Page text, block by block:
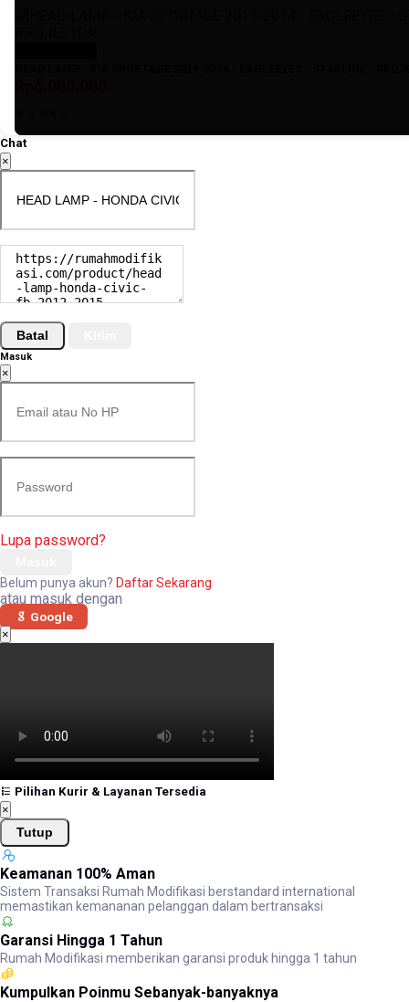
Chat
×
Batal
Masuk
×
Lupa password?
Belum punya akun? Daftar Sekarang
atau masuk dengan
Google
×
Pilihan Kurir & Layanan Tersedia
×
Tutup
Keamanan 100% Aman
Sistem Transaksi Rumah Modifikasi berstandard international
memastikan kemananan pelanggan dalam bertransaksi
Garansi Hingga 1 Tahun
Rumah Modifikasi memberikan garansi produk hingga 1 tahun
Kumpulkan Poinmu Sebanyak-banyaknya